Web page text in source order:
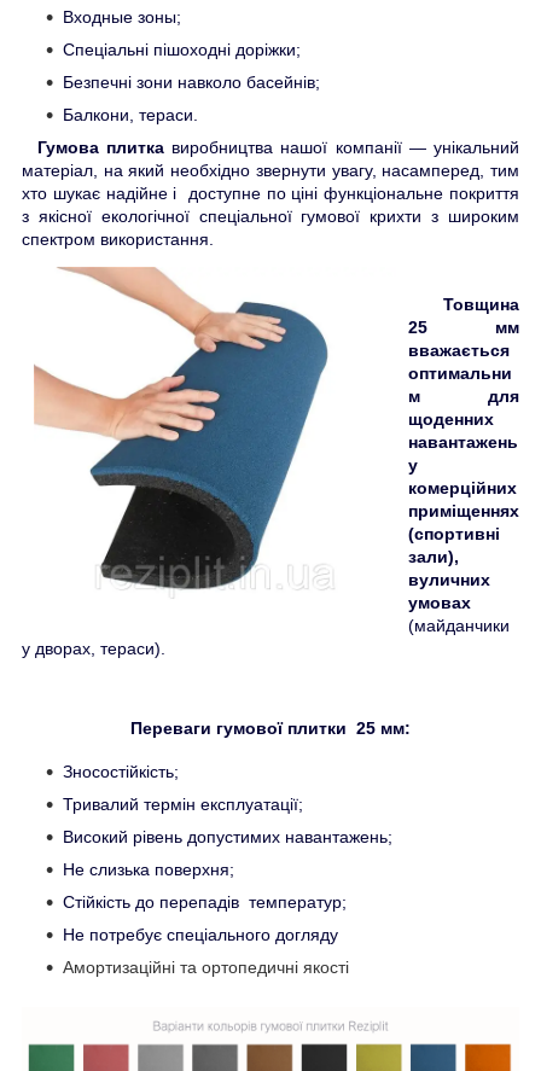
Входные зоны;
Спеціальні пішоходні доріжки;
Безпечні зони навколо басейнів;
Балкони, тераси.
Гумова плиткавиробництва нашої компанії — унікальний
матеріал, на який необхідно звернути увагу, насамперед, тим
хто шукає надійне і доступне по ціні функціональне покриття
з якісної екологічної спеціальної гумової крихти з широким
спектром використання.
Товщина
25 мм
вважається
оптимальни
м для
щоденних
навантажень
у
комерційних
приміщеннях
(спортивні
зали),
вуличних
умовах
(майданчики
у дворах, тераси).
Переваги гумової плитки 25 мм:
Зносостійкість;
Тривалий термін експлуатації;
Високий рівень допустимих навантажень;
Не слизька поверхня;
Стійкість до перепадів температур;
Не потребує спеціального догляду
Амортизаційні та ортопедичні якості